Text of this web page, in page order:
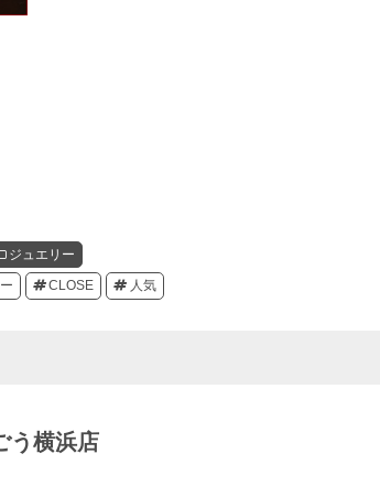
ジュエリー
CLOSE 人気
う横浜店